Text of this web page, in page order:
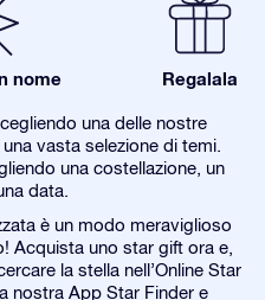
nome Regalala
una delle nostre
vasta selezione di temi.
una costellazione, un
data.
è un modo meraviglioso
Acquista uno star gift ora e,
la stella nell’Online Star
nostra App Star Finder e